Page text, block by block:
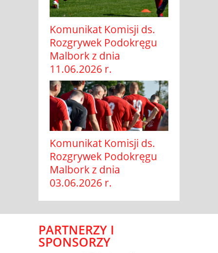
Komunikat Komisji ds.
Rozgrywek Podokręgu
Malbork z dnia
11.06.2026 r.
Komunikat Komisji ds.
Rozgrywek Podokręgu
Malbork z dnia
03.06.2026 r.
PARTNERZY I
SPONSORZY